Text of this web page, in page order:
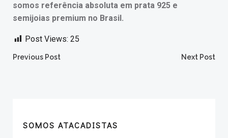
somos referência absoluta em prata 925 e
semijoias premium no Brasil.
Post Views: 25
Post
Previous Post Next Post
SOMOS ATACADISTAS